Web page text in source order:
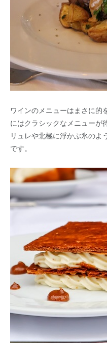
ワインのメニューはまさに的
にはクラシックなメニューが
リュレや北極に浮かぶ氷のよ
です。